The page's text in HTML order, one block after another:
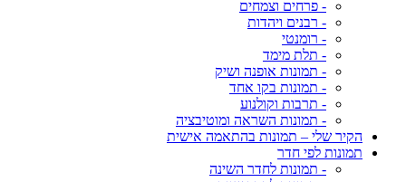
- פרחים וצמחים
- רבנים ויהדות
- רומנטי
- תלת מימד
- תמונות אופנה ושיק
- תמונות בקו אחד
- תרבות וקולנוע
- תמונות השראה ומוטיבציה
הקיר שלי – תמונות בהתאמה אישית
תמונות לפי חדר
- תמונות לחדר השינה